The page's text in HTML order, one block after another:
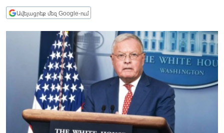
ՂԱՐԱԲԱՂ
ՊԱՏԵՐԱԶՄԻ 6 ՇԱԲԱԹՆԵՐԸ
ՏԱՐԱԾԱՇՐՋԱՆ
ՄԻՋԱԶԳԱՅԻՆ
ՄՇԱԿՈՒՅԹ
ՍՊՈՐՏ
ՄԵԿՆԱԲԱՆՈՒԹՅՈՒՆ
Ավելացրեք մեզ Google-ում